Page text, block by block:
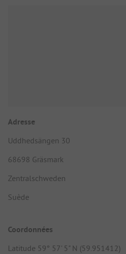
Adresse
Uddhedsängen 30
68698 Gräsmark
Zentralschweden
Suède
Coordonnées
Latitude 59° 57' 5" N (59.951412)